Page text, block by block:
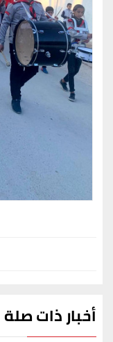
أخبار ذات صلة